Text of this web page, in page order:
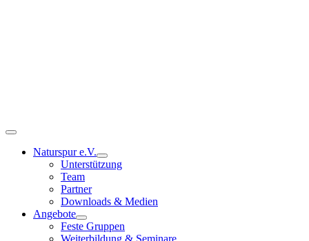
Toggle
NavigationNaturspur e.V.
Unterstützung
Team
Partner
Downloads & Medien
Angebote
Feste Gruppen
Weiterbildung & Seminare